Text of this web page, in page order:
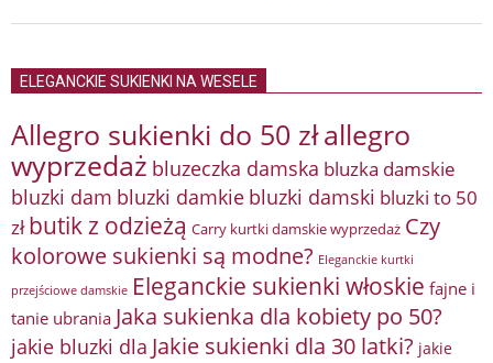
ELEGANCKIE SUKIENKI NA WESELE
Allegro sukienki do 50 złallegro
wyprzedaż bluzeczka damska bluzka damskie
bluzki dam bluzki damkie bluzki damski bluzki to 50
zł butik z odzieżą Carry kurtki damskie wyprzedaż Czy
kolorowe sukienki są modne? Eleganckie kurtki
przejściowe damskie Eleganckie sukienki włoskie fajne i
tanie ubrania Jaka sukienka dla kobiety po 50?
jakie bluzki dla Jakie sukienki dla 30 latki? jakie